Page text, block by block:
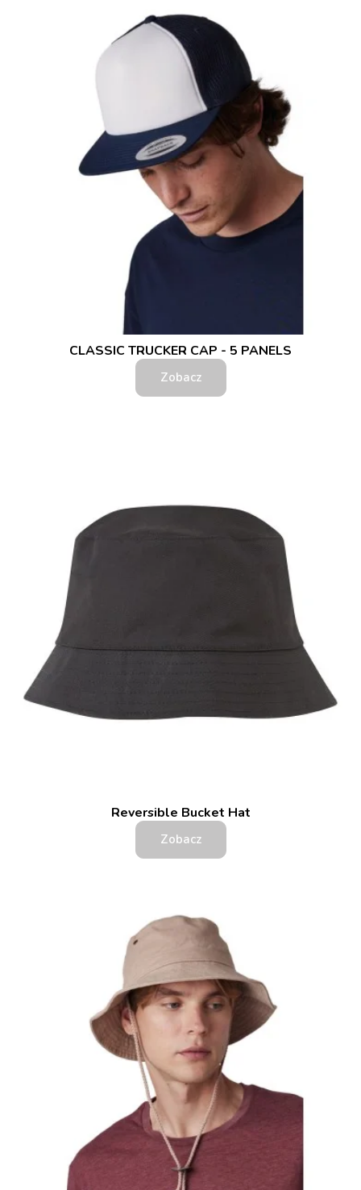
CLASSIC TRUCKER CAP - 5 PANELS
Zobacz
Reversible Bucket Hat
Zobacz